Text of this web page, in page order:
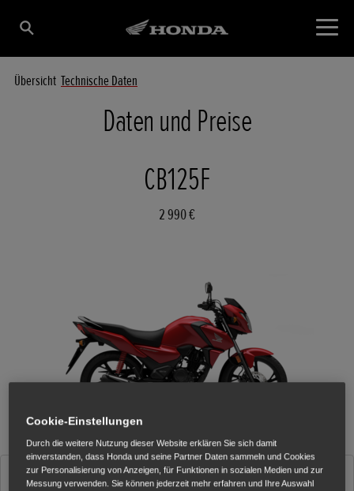
Übersicht Technische Daten
Daten und Preise
CB125F
2 990 €
IMPERIAL RED METALLIC
Cookie-Einstellungen
Durch die weitere Nutzung dieser Website erklären Sie sich damit
einverstanden, dass Honda und seine Partner Daten sammeln und Cookies
zur Personalisierung von Anzeigen, für Funktionen in sozialen Medien und zur
Messung verwenden. Sie können jederzeit mehr erfahren und Ihre Auswahl